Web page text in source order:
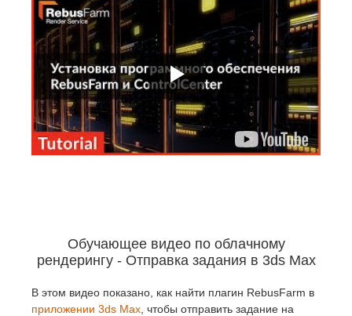
Softimage
LightWave
SketchUp
Обучающее видео по облачному
рендерингу - Отправка задания в 3ds Max
В этом видео показано, как найти плагин RebusFarm в
приложении 3ds Max , чтобы отправить задание на